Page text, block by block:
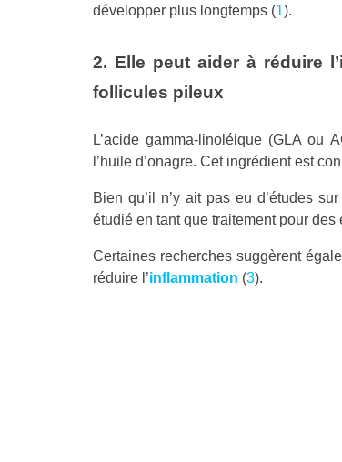
développer plus longtemps (1).
2. Elle peut aider à réduire
follicules pileux
L’acide gamma-linoléique (GLA ou
l’huile d’onagre. Cet ingrédient est
Bien qu’il n’y ait pas eu d’études
étudié en tant que traitement pour
Certaines recherches suggèrent
réduire l’inflammation (3).